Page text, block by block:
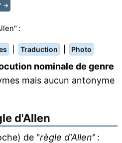
→
:
Traduction Photo
nominale de genre
mais aucun antonyme
d'Allen
de "règle d'Allen" :